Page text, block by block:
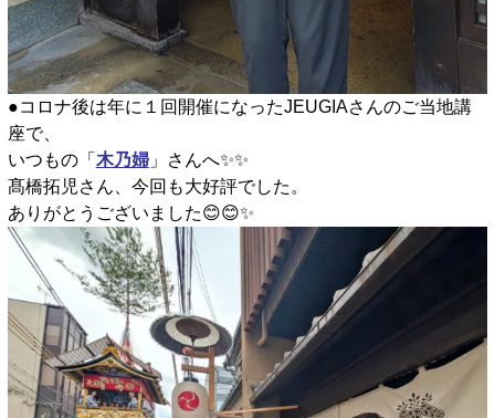
●コロナ後は年に１回開催になったJEUGIAさんのご当地講
座で、
いつもの「 木乃婦」さんへ✨️✨️
髙橋拓児さん、今回も大好評でした。
ありがとうございました😊😊✨️